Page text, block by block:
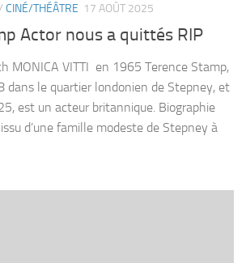
CINÉ/THÉÂTRE 17 AOÛT 2025
Actor nous a quittés RIP
MONICA VITTI en 1965 Terence Stamp,
dans le quartier londonien de Stepney, et
est un acteur britannique. Biographie
d’une famille modeste de Stepney à